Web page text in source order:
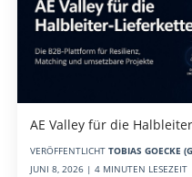
AE Valley für die
VERÖFFENTLICHT TOBIAS GOECKE
JUNI 8, 2026 | 4 MINUTEN LESEZEIT